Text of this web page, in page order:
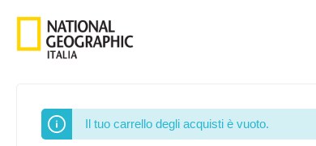
Il tuo carrello degli acquisti è vuoto.